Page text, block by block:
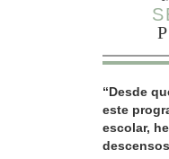
“Desde
este
escolar,